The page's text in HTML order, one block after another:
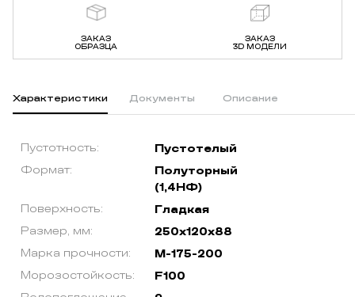
ЗАКАЗ
ОБРАЗЦА
ЗАКАЗ
3D МОДЕЛИ
Характеристики Документы Описание
Пустотность: Пустотелый
Формат:
Полуторный
(1,4НФ)
Поверхность: Гладкая
Размер, мм: 250х120х88
Марка прочности: М-175-200
Морозостойкость: F100